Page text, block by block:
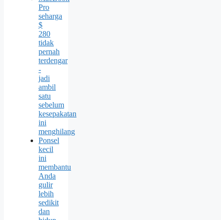
Pro
seharga
$
280
tidak
pernah
terdengar
-
jadi
ambil
satu
sebelum
kesepakatan
ini
menghilang
Ponsel
kecil
ini
membantu
Anda
gulir
lebih
sedikit
dan